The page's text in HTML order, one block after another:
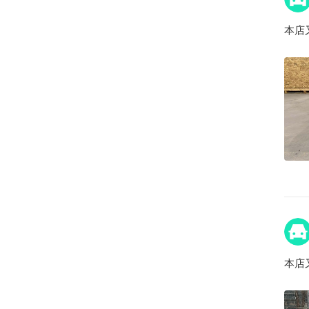
本店
本店